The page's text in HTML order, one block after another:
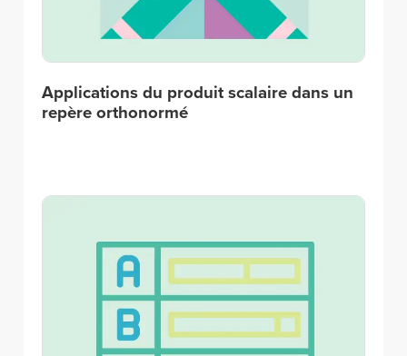
Applications du produit scalaire dans un
repère orthonormé